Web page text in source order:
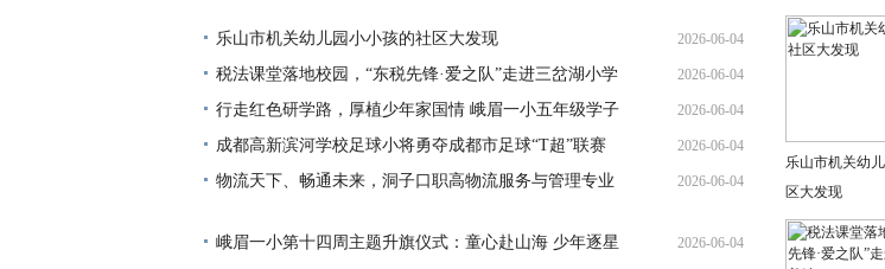
乐山市机关幼儿园小小孩的社区大发现 2026-06-04
税法课堂落地校园，“东税先锋·爱之队”走进三岔湖小学
普法
2026-06-04
行走红色研学路，厚植少年家国情 峨眉一小五年级学子
赴建川博物馆开展研学实践活动
2026-06-04
成都高新滨河学校足球小将勇夺成都市足球“T超”联赛
冠军
2026-06-04
物流天下、畅通未来，洞子口职高物流服务与管理专业
2026-06-04
峨眉一小第十四周主题升旗仪式：童心赴山海 少年逐星
2026-06-04
乐山市机关幼
区大发现